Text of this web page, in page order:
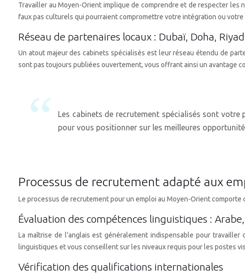
Travailler au Moyen-Orient implique de comprendre et de respecter
faux pas culturels qui pourraient compromettre votre intégration ou
Réseau de partenaires locaux : Dubaï, Doha, Riyad
Un atout majeur des cabinets spécialisés est leur réseau étendu de
sont pas toujours publiées ouvertement, vous offrant ainsi un avantage
Les cabinets de recrutement spécialisés sont
pour vous positionner sur les meilleures
Processus de recrutement adapté aux
Le processus de recrutement pour un emploi au Moyen-Orient
Évaluation des compétences linguistiques :
La maîtrise de l’anglais est généralement indispensable pour
linguistiques et vous conseillent sur les niveaux requis pour les postes
Vérification des qualifications internationales